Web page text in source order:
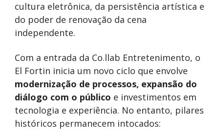
cultura eletrônica, da persistência artística e
do poder de renovação da cena
independente.
Com a entrada da Co.llab Entretenimento, o
El Fortin inicia um novo ciclo que envolve
modernização de processos, expansão do
diálogo com o público e investimentos em
tecnologia e experiência. No entanto, pilares
históricos permanecem intocados: